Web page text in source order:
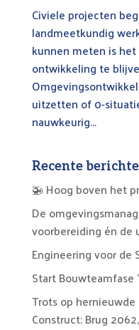
Civiele projecten
landmeetkundig
kunnen meten is
ontwikkeling te
uitzetten of 0-
nauwkeurig...
Recente
🚁 Hoog boven het
De
voorbereiding én de
Engineering voor de
Start Bouwteamfase
Trots op
Construct: Brug